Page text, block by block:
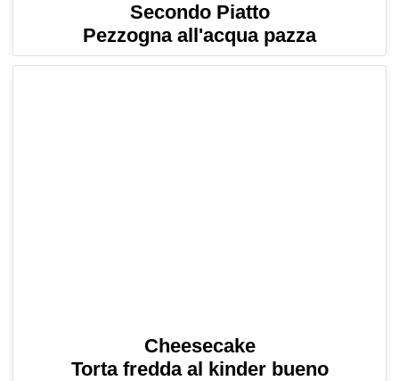
Secondo Piatto
Pezzogna all'acqua pazza
Cheesecake
Torta fredda al kinder bueno